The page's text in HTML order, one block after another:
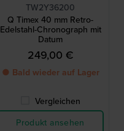
TW2Y36200
Q Timex 40 mm Retro-
Edelstahl-Chronograph mit
Datum
249,00 €
● Bald wieder auf Lager
Vergleichen
Produkt ansehen